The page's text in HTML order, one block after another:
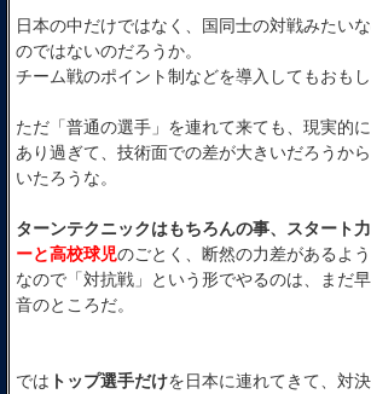
日本の中だけではなく、国同士の対戦みたい
のではないのだろうか。
チーム戦のポイント制などを導入してもおもし
ただ「普通の選手」を連れて来ても、現実的
あり過ぎて、技術面での差が大きいだろうか
いたろうな。
ターンテクニックはもちろんの事、スタート
ーと高校球児のごとく、断然の力差があるよう
なので「対抗戦」という形でやるのは、まだ
音のところだ。
では トップ選手だけを日本に連れてきて、対